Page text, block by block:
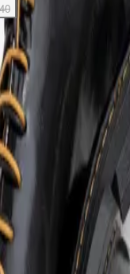
40
SEPETE EKLE
Buraya Gelecek